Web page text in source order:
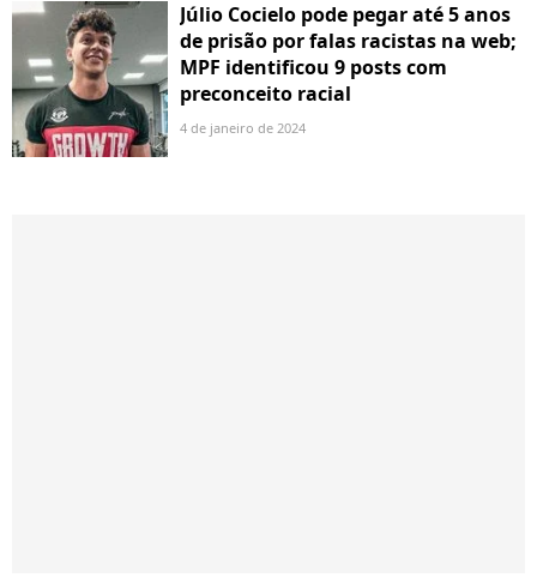
Júlio Cocielo pode pegar até 5 anos
de prisão por falas racistas na web;
MPF identificou 9 posts com
preconceito racial
4 de janeiro de 2024